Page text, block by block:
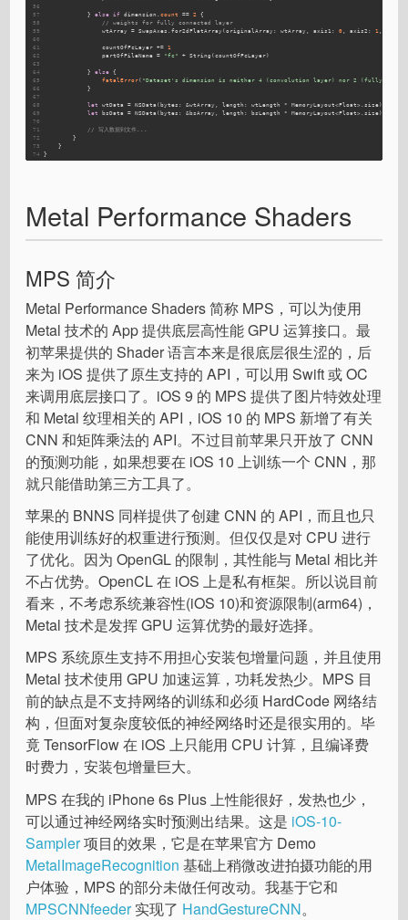
56
57
58
59
60
61
62
63
64
65
66
67
68
69
70
71
72
73
74
            }
else if dimension.count == 2
{
// weights for fully connected layer
                wtArray =
SwapAxes .for2dFlatArray(originalArray: wtArray, axis1: 0 , axis2: 1
                countOfFcLayer +=
1
                partOfFileName =
"fc" + String (countOfFcLayer)
            }
else {
fatalError( "Dataset's dimension is neither 4 (convolution layer) nor 2 (fully
            }
let wtData = NSData (bytes: &wtArray, length: wtLength * MemoryLayout<Float>.size)
let
bsData = NSData (bytes: &bsArray, length: bsLength * MemoryLayout<Float>.size)
// 写入数据到文件...
        }
    }
}
Metal Performance Shaders
MPS 简介
Metal Performance Shaders 简称 MPS，可以为使用
Metal 技术的 App 提供底层高性能 GPU 运算接口。最
初苹果提供的 Shader 语言本来是很底层很生涩的，后
来为 iOS 提供了原生支持的 API，可以用 Swift 或 OC
来调用底层接口了。iOS 9 的 MPS 提供了图片特效处理
和 Metal 纹理相关的 API，iOS 10 的 MPS 新增了有关
CNN 和矩阵乘法的 API。不过目前苹果只开放了 CNN
的预测功能，如果想要在 iOS 10 上训练一个 CNN，那
就只能借助第三方工具了。
苹果的 BNNS 同样提供了创建 CNN 的 API，而且也只
能使用训练好的权重进行预测。但仅仅是对 CPU 进行
了优化。因为 OpenGL 的限制，其性能与 Metal 相比并
不占优势。OpenCL 在 iOS 上是私有框架。所以说目前
看来，不考虑系统兼容性(iOS 10)和资源限制(arm64)，
Metal 技术是发挥 GPU 运算优势的最好选择。
MPS 系统原生支持不用担心安装包增量问题，并且使用
Metal 技术使用 GPU 加速运算，功耗发热少。MPS 目
前的缺点是不支持网络的训练和必须 HardCode 网络结
构，但面对复杂度较低的神经网络时还是很实用的。毕
竟 TensorFlow 在 iOS 上只能用 CPU 计算，且编译费
时费力，安装包增量巨大。
MPS 在我的 iPhone 6s Plus 上性能很好，发热也少，
可以通过神经网络实时预测出结果。这是 iOS-10-
Sampler项目的效果，它是在苹果官方 Demo
MetalImageRecognition 基础上稍微改进拍摄功能的用
户体验，MPS 的部分未做任何改动。我基于它和
MPSCNNfeeder实现了 HandGestureCNN。